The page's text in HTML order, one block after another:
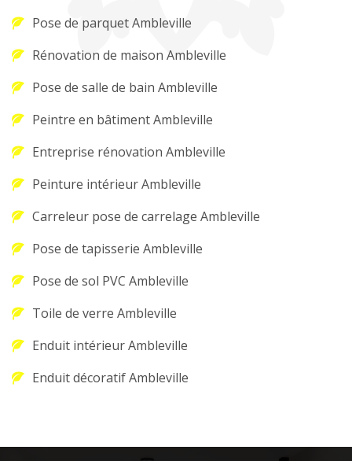
Pose de parquet Ambleville
Rénovation de maison Ambleville
Pose de salle de bain Ambleville
Peintre en bâtiment Ambleville
Entreprise rénovation Ambleville
Peinture intérieur Ambleville
Carreleur pose de carrelage Ambleville
Pose de tapisserie Ambleville
Pose de sol PVC Ambleville
Toile de verre Ambleville
Enduit intérieur Ambleville
Enduit décoratif Ambleville